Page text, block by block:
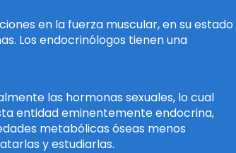
en la fuerza muscular, en su estado
Los endocrinólogos tienen una
las hormonas sexuales, lo cual
entidad eminentemente endocrina,
metabólicas óseas menos
y estudiarlas.